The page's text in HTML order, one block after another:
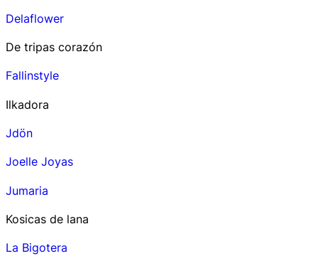
Delaflower
De tripas corazón
Fallinstyle
Ilkadora
Jdön
Joelle Joyas
Jumaria
Kosicas de lana
La Bigotera